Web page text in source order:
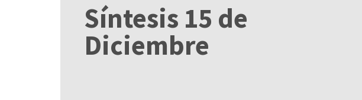
Síntesis 15 de
Diciembre